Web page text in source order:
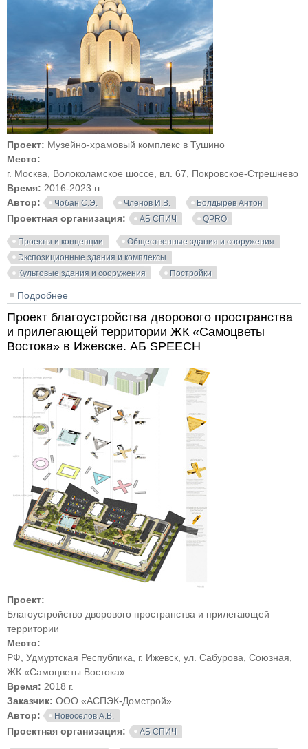
Проект: Музейно-храмовый комплекс в Тушино
Место:
г. Москва, Волоколамское шоссе, вл. 67, Покровское-Стрешнево
Время: 2016-2023 гг.
Автор:
Чобан С.Э. Членов И.В. Болдырев Антон
Проектная организация: АБ СПИЧ QPRO
Проекты и концепции
Общественные здания и сооружения
Экспозиционные здания и комплексы
Культовые здания и сооружения
Постройки
Подробнее
Проект благоустройства дворового пространства
и прилегающей территории ЖК «Самоцветы
Востока» в Ижевске. АБ SPEECH
Проект:
Благоустройство дворового пространства и прилегающей
территории
Место:
РФ, Удмуртская Республика, г. Ижевск, ул. Сабурова, Союзная,
ЖК «Самоцветы Востока»
Время: 2018 г.
Заказчик: ООО «АСПЭК-Домстрой»
Автор:
Новоселов А.В.
Проектная организация: АБ СПИЧ